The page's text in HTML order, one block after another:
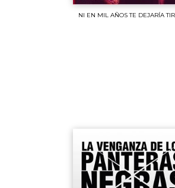
NI EN MIL AÑOS TE DEJARÍA